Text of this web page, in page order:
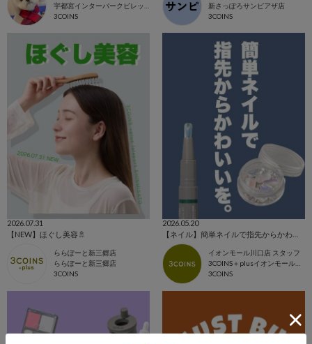
3COINS
新さっぽろサンピアザ店
3COINS
2026.07.31
【NEW】ほぐし美容🚿
ららぽーと新三郷店
ららぽーと新三郷店
3COINS
2026.05.20
【ネイル】簡単ネイルで指先からかわいい✨
イオンモール川口店 スタッフ
3COINS